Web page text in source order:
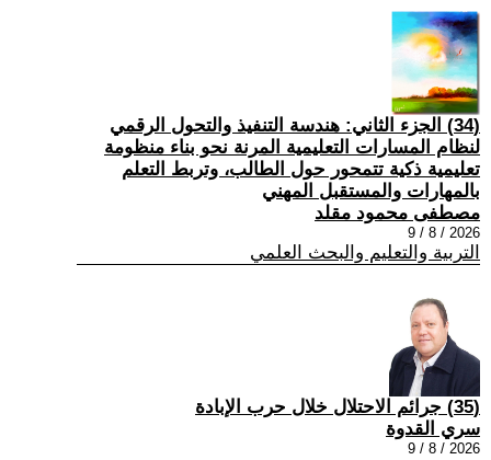
(34) الجزء الثاني: هندسة التنفيذ والتحول الرقمي
لنظام المسارات التعليمية المرنة نحو بناء منظومة
تعليمية ذكية تتمحور حول الطالب، وتربط التعلم
بالمهارات والمستقبل المهني
مصطفى محمود مقلد
2026 / 8 / 9
التربية والتعليم والبحث العلمي
(35) جرائم الاحتلال خلال حرب الإبادة
سري القدوة
2026 / 8 / 9